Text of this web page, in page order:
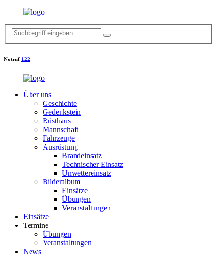
Notruf 122
Über uns
Geschichte
Gedenkstein
Rüsthaus
Mannschaft
Fahrzeuge
Ausrüstung
Brandeinsatz
Technischer Einsatz
Unwettereinsatz
Bilderalbum
Einsätze
Übungen
Veranstaltungen
Einsätze
Termine
Übungen
Veranstaltungen
News